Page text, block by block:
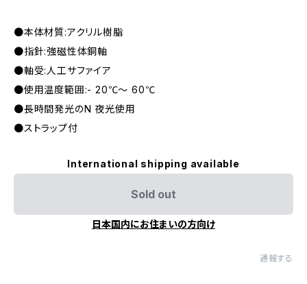
●本体材質:アクリル樹脂
●指針:強磁性体銅軸
●軸受:人工サファイア
●使用温度範囲:- 20℃〜 60℃
●長時間発光のN 夜光使用
●ストラップ付
International shipping available
Sold out
日本国内にお住まいの方向け
通報する